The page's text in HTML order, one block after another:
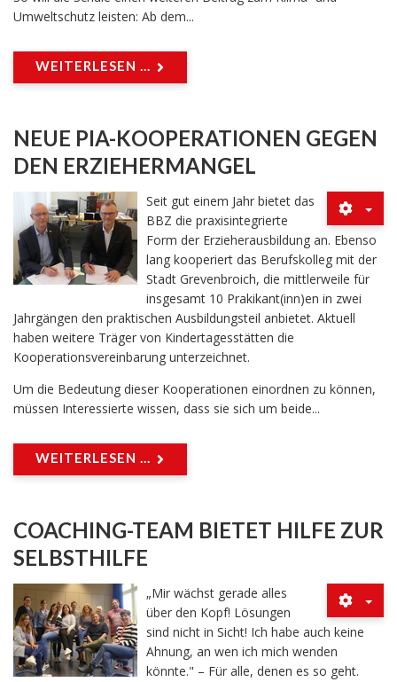
Umweltschutz leisten: Ab dem...
WEITERLESEN ...
NEUE PIA-KOOPERATIONEN GEGEN
DEN ERZIEHERMANGEL
Seit gut einem Jahr bietet das
BBZ die praxisintegrierte
Form der Erzieherausbildung an. Ebenso
lang kooperiert das Berufskolleg mit der
Stadt Grevenbroich, die mittlerweile für
insgesamt 10 Prakikant(inn)en in zwei
Jahrgängen den praktischen Ausbildungsteil anbietet. Aktuell
haben weitere Träger von Kindertagesstätten die
Kooperationsvereinbarung unterzeichnet.
Um die Bedeutung dieser Kooperationen einordnen zu können,
müssen Interessierte wissen, dass sie sich um beide...
WEITERLESEN ...
COACHING-TEAM BIETET HILFE ZUR
SELBSTHILFE
„Mir wächst gerade alles
über den Kopf! Lösungen
sind nicht in Sicht! Ich habe auch keine
Ahnung, an wen ich mich wenden
könnte." – Für alle, denen es so geht.